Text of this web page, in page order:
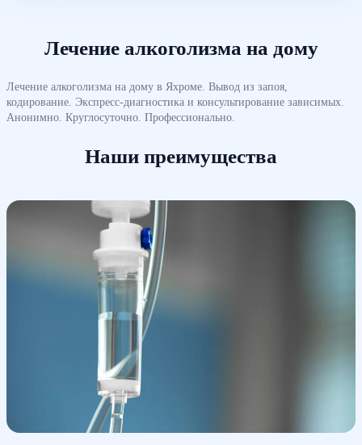
Лечение алкоголизма на дому
Лечение алкоголизма на дому в Яхроме. Вывод из запоя,
кодирование. Экспресс-диагностика и консультирование зависимых.
Анонимно. Круглосуточно. Профессионально.
Наши преимущества